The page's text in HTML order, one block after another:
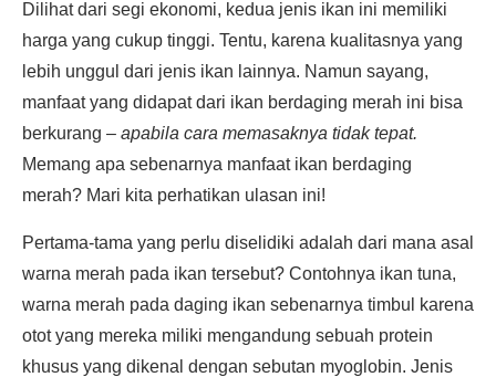
Dilihat dari segi ekonomi, kedua jenis ikan ini memiliki
harga yang cukup tinggi. Tentu, karena kualitasnya yang
lebih unggul dari jenis ikan lainnya. Namun sayang,
manfaat yang didapat dari ikan berdaging merah ini bisa
berkurang – apabila cara memasaknya tidak tepat.
Memang apa sebenarnya manfaat ikan berdaging
merah? Mari kita perhatikan ulasan ini!
Pertama-tama yang perlu diselidiki adalah dari mana asal
warna merah pada ikan tersebut? Contohnya ikan tuna,
warna merah pada daging ikan sebenarnya timbul karena
otot yang mereka miliki mengandung sebuah protein
khusus yang dikenal dengan sebutan myoglobin. Jenis